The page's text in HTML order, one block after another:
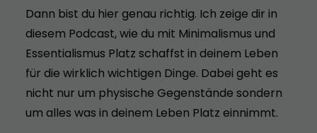
Dann bist du hier genau richtig. Ich zeige dir in
diesem Podcast, wie du mit Minimalismus und
Essentialismus Platz schaffst in deinem Leben
für die wirklich wichtigen Dinge. Dabei geht es
nicht nur um physische Gegenstände sondern
um alles was in deinem Leben Platz einnimmt.